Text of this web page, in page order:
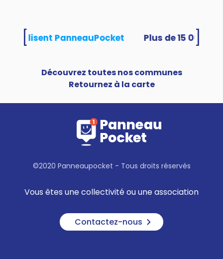
utilisent PanneauPocket
Découvrez toutes nos communes
Retournez à la carte
©2020 Panneaupocket - Tous droits réservés
Vous êtes une collectivité ou une association
Contactez-nous